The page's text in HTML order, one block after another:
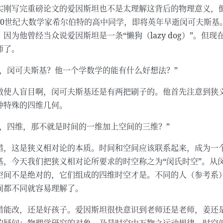
刚写完重磅论文的爱因斯坦也不是太理解这背后的物理意义
世纪大数学家希尔伯特的高中同学，即将英年早逝闵可夫斯
因为他曾经当众说爱因斯坦是一条“懒狗（lazy dog）”。但
。
闵可夫斯基？他一个学数学的能有什么好想法？”
使人盲目啊，闵可夫斯基还是有两把刷子的。他首先注意到
特殊的四维几何。
四维，那不就是时间的一维加上空间的三维？”
，这是狭义相对论的本质。时间和空间应该联系起来，成为
，今天我们把狭义相对论所要求的时空称之为“闵氏时空”。
间不是绝对的，它们组成的四维时空才是。不同的人（参考
都不同就容易理解了。
能改，还是好孩子。爱因斯坦很快意识到老师还是老师，姜